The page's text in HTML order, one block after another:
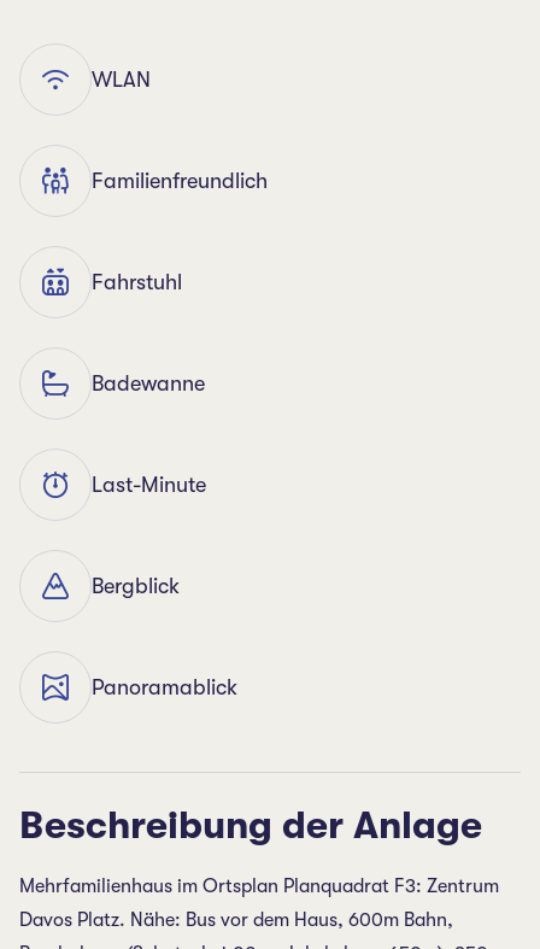
WLAN
Familienfreundlich
Fahrstuhl
Badewanne
Last-Minute
Bergblick
Panoramablick
Beschreibung der Anlage
Mehrfamilienhaus im Ortsplan Planquadrat F3: Zentrum
Davos Platz. Nähe: Bus vor dem Haus, 600m Bahn,